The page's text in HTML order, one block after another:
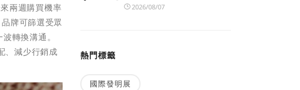
兩週購買機率
牌可篩選受眾
轉換溝通。
、減少行銷成
2026/08/07
熱門標籤
國際發明展